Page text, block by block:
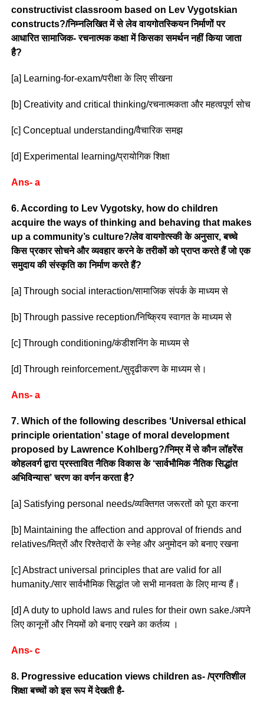
constructivist classroom based on Lev Vygotskian
constructs?/निम्नलिखित में से लेव वायगोतस्कियन निर्माणों पर
आधारित सामाजिक- रचनात्मक कक्षा में किसका समर्थन नहीं किया जाता
है?
[a] Learning-for-exam/परीक्षा के लिए सीखना
[b] Creativity and critical thinking/रचनात्मकता और महत्वपूर्ण सोच
[c] Conceptual understanding/वैचारिक समझ
[d] Experimental learning/प्रायोगिक शिक्षा
Ans- a
6. According to Lev Vygotsky, how do children
acquire the ways of thinking and behaving that makes
up a community’s culture?/लेव वायगोत्स्की के अनुसार, बच्चे
किस प्रकार सोचने और व्यवहार करने के तरीकों को प्राप्त करते हैं जो एक
समुदाय की संस्कृति का निर्माण करते हैं?
[a] Through social interaction/सामाजिक संपर्क के माध्यम से
[b] Through passive reception/निष्क्रिय स्वागत के माध्यम से
[c] Through conditioning/कंडीशनिंग के माध्यम से
[d] Through reinforcement./सुदृढीकरण के माध्यम से।
Ans- a
7. Which of the following describes ‘Universal ethical
principle orientation’ stage of moral development
proposed by Lawrence Kohlberg?/निम्र में से कौन लॉहरेंस
कोहलवर्ग द्वारा प्रस्तावित नैतिक विकास के ‘सार्वभौमिक नैतिक सिद्धांत
अभिविन्यास’ चरण का वर्णन करता है?
[a] Satisfying personal needs/व्यक्तिगत जरूरतों को पूरा करना
[b] Maintaining the affection and approval of friends and
relatives/मित्रों और रिश्तेदारों के स्नेह और अनुमोदन को बनाए रखना
[c] Abstract universal principles that are valid for all
humanity./सार सार्वभौमिक सिद्धांत जो सभी मानवता के लिए मान्य हैं।
[d] A duty to uphold laws and rules for their own sake./अपने
लिए कानूनों और नियमों को बनाए रखने का कर्तव्य ।
Ans- c
8. Progressive education views children as- /प्रगतिशील
शिक्षा बच्चों को इस रूप में देखती है-